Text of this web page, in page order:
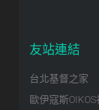
友站連結
台北基督之家
歐伊寇斯